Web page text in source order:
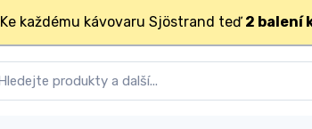
Ke každému kávovaru Sjöstrand teď 2 balení